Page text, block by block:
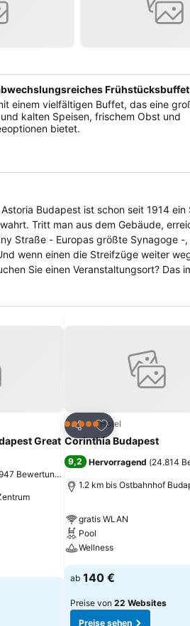
Frühstücksbuffet
einem vielfältigen Buffet, das eine
kalten Speisen, frischem Obst und
bietet.
Budapest ist schon seit 1914 ein
Tritt man aus dem Gebäude,
Straße - Europas größte Synagoge -
wenn einen die Streifzüge weiter
Fachprogramme als auch für
Great
Bewertungen
Teilen
Zu Favoriten
5 Sterne Hotel
Corinthia Budapest
9,2 Hervorragend (24.814
1.2 km bis Ostbahnhof
gratis WLAN
Pool
Wellness
ab 140 €
Preise von 22 Websites
Preise sehen